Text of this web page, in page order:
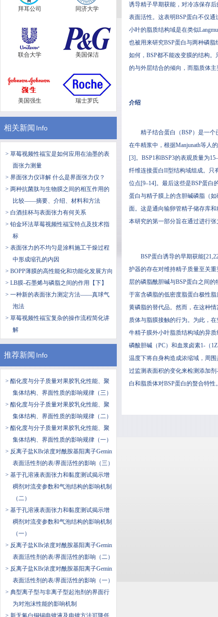
拜耳公司 同济大学
联合大学 美国保洁
美国强生 瑞士罗氏
相关新闻 Info
> 草莓视频性福宝是如何应用在油墨的表
面张力测量
> 界面张力仪详解 什么是界面张力仪？
> 两种抗菌肽与生物膜之间的相互作用的
比较——摘要、介绍、材料和方法
> ​白酒挂杯与表面张力有何关系
> 铂金环法草莓视频性福宝特点及技术指
标
> 表面张力的不均匀是涂料施工干燥过程
中形成缩孔的内因
> BOPP薄膜的高性能化和功能化发展方向
> LB膜-石墨烯与磷脂之间的作用【下】
> 一种新的表面张力测定方法——真球气
泡法
> 草莓视频性福宝复杂的操作流程简化讲
解
推荐新闻 Info
> 酯化度与分子质量对果胶乳化性能、聚
集体结构、界面性质的影响规律（三）
> 酯化度与分子质量对果胶乳化性能、聚
集体结构、界面性质的影响规律（二）
> 酯化度与分子质量对果胶乳化性能、聚
集体结构、界面性质的影响规律（一）
> 反离子盐KBr浓度对酰胺基阳离子Gemini
表面活性剂的表/界面活性的影响（三）
> 基于孔溶液表面张力和黏度测试揭示增
稠剂对流变参数和气泡结构的影响机制
（二）
> 基于孔溶液表面张力和黏度测试揭示增
稠剂对流变参数和气泡结构的影响机制
（一）
> 反离子盐KBr浓度对酰胺基阳离子Gemini
表面活性剂的表/界面活性的影响（二）
> 反离子盐KBr浓度对酰胺基阳离子Gemini
表面活性剂的表/界面活性的影响（一）
> 典型离子型与非离子型起泡剂的界面行
为对泡沫性能的影响机制
> 新无氰白铜锡电镀液及电镀方法可降低
诱导精子早期获能，对冷冻保存后
表面活性。这表明BSP蛋白不仅通
小叶的脂质结构域是在类似
也被用来研究BSP蛋白与两种磷脂
如何，BSP都不能改变膜的结构
的与外层结合的倾向，而脂质体
介绍
精子结合蛋白（BSP）是一个
在牛精浆中，根据Manjunath
[3]。BSP1和BSP3的表观质量
纤维连接蛋白II型结构域组成
位点[9–14]。最后这些是BSP蛋
蛋白与精子膜上的含胆碱磷脂（如
面。这是通向输卵管精子储存库和
本研究的第一部分旨在通过进行张力
BSP蛋白诱导的早期获能[21,22]
护器的存在对维持精子质量至关重
层的磷脂酰胆碱与BSP蛋白之间的
于富含磷脂的低密度脂蛋白极性脂
黄磷脂的替代品。然而，在这
质体与脂膜接触的行为。为此
牛精子膜外小叶脂质结构域的异质结
磷酸胆碱（PC）和血浆卤素1-（1Z-
温度下将自身构造成浓缩域，周
过监测表面积的变化来检测添加剂
白和脂质体对BSP蛋白的螯合特性